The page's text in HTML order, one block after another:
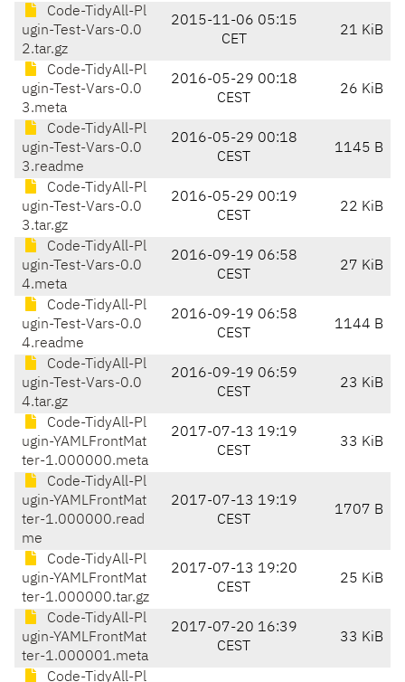
Code-TidyAll-Pl
ugin-Test-Vars-0.0
2.tar.gz
2015-11-06 05:15
CET
21 KiB
Code-TidyAll-Pl
ugin-Test-Vars-0.0
3.meta
2016-05-29 00:18
CEST
26 KiB
Code-TidyAll-Pl
ugin-Test-Vars-0.0
3.readme
2016-05-29 00:18
CEST
1145 B
Code-TidyAll-Pl
ugin-Test-Vars-0.0
3.tar.gz
2016-05-29 00:19
CEST
22 KiB
Code-TidyAll-Pl
ugin-Test-Vars-0.0
4.meta
2016-09-19 06:58
CEST
27 KiB
Code-TidyAll-Pl
ugin-Test-Vars-0.0
4.readme
2016-09-19 06:58
CEST
1144 B
Code-TidyAll-Pl
ugin-Test-Vars-0.0
4.tar.gz
2016-09-19 06:59
CEST
23 KiB
Code-TidyAll-Pl
ugin-YAMLFrontMat
ter-1.000000.meta
2017-07-13 19:19
CEST
33 KiB
Code-TidyAll-Pl
ugin-YAMLFrontMat
ter-1.000000.read
me
2017-07-13 19:19
CEST
1707 B
Code-TidyAll-Pl
ugin-YAMLFrontMat
ter-1.000000.tar.gz
2017-07-13 19:20
CEST
25 KiB
Code-TidyAll-Pl
ugin-YAMLFrontMat
ter-1.000001.meta
2017-07-20 16:39
CEST
33 KiB
Code-TidyAll-Pl